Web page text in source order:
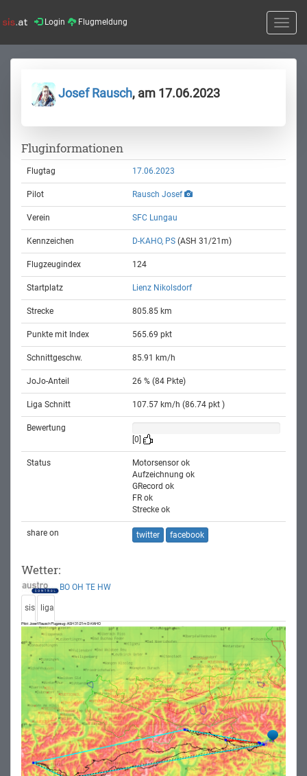
Login Flugmeldung
Toggle
Josef Rausch, am 17.06.2023
Fluginformationen
Flugtag 17.06.2023
Pilot Rausch Josef
Verein SFC Lungau
Kennzeichen D-KAHO, PS (ASH 31/21m)
Flugzeugindex 124
Startplatz Lienz Nikolsdorf
Strecke 805.85 km
Punkte mit Index 565.69 pkt
Schnittgeschw. 85.91 km/h
JoJo-Anteil 26 % (84 Pkte)
Liga Schnitt 107.57 km/h (86.74 pkt )
Bewertung
[0]
Status
Motorsensor ok
Aufzeichnung ok
GRecord ok
FR ok
Strecke ok
share on twitter facebook
Wetter:
BO OH TE HW
sis liga